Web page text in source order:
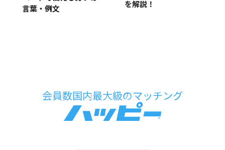
言葉・例文
を解説！